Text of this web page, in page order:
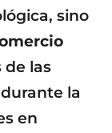
sino
de las
la
en